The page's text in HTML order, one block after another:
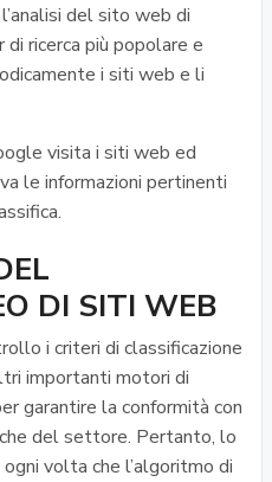
del sito web di
ricerca più popolare e
i siti web e li
visita i siti web ed
le informazioni pertinenti
DI SITI WEB
i criteri di classificazione
importanti motori di
garantire la conformità con
del settore. Pertanto, lo
volta che l’algoritmo di